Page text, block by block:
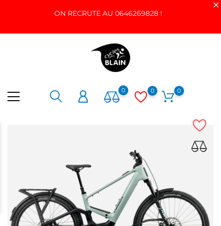
ON RECRUTE AU 0646269828 !
0 0 0